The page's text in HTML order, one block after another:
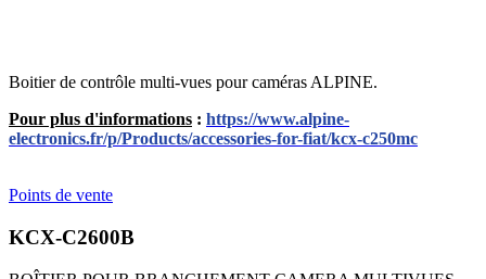
Boitier de contrôle multi-vues pour caméras ALPINE.
Pour plus d'informations : https://www.alpine-
electronics.fr/p/Products/accessories-for-fiat/kcx-c250mc
Points de vente
KCX-C2600B